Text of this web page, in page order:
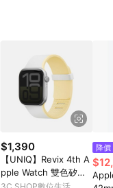
$1,390
【UNIQ】Revix 4th A
pple Watch 雙色矽膠
磁吸錶帶
降價